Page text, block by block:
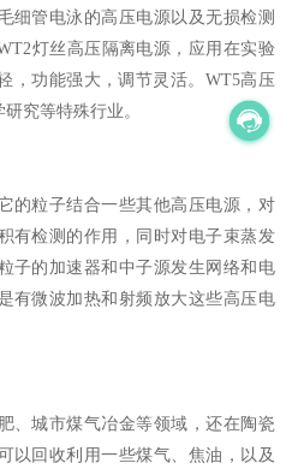
细管电泳的高压电源以及无损检测
灯丝高压隔离电源，应用在实验
，功能强大，调节灵活。WT5高压
究等特殊行业。
的粒子结合一些其他高压电源，对
有检测的作用，同时对电子束蒸发
子的加速器和中子源发生网络和电
有微波加热和射频放大这些高压电
、城市煤气冶金等领域，还在陶瓷
以回收利用一些煤气、焦油，以及